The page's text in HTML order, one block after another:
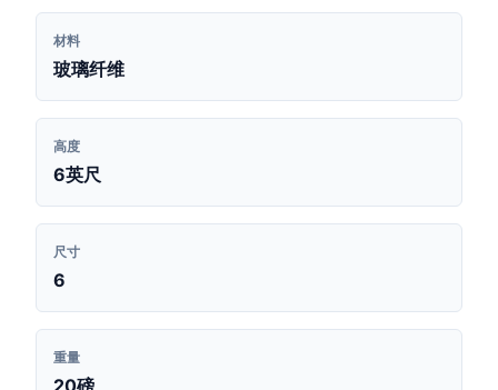
材料
玻璃纤维
高度
6英尺
尺寸
6
重量
20磅